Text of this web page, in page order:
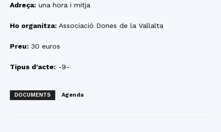
Adreça: una hora i mitja
Ho organitza: Associació Dones de la Vallalta
Preu: 30 euros
Tipus d’acte: -9-
DOCUMENTS Agenda